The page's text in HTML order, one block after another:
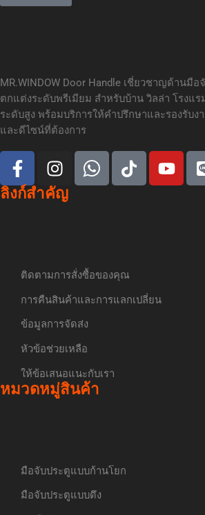
MR.WINDOW Door Handle เชี่ยวชาญด้านมื
ตกแต่งระดับพรีเมียม สำหรับบ้าน วิลล่า โรงแ
ระดับสูง พร้อมบริการให้คำปรึกษาและรองรับ
และดีไซน์ที่ต้องการ
ลิงก์สำคัญ
ติดตามการสั่งซื้อของคุณ
การคืนสินค้าและการแลกเปลี่ยน
ข้อมูลการจัดส่ง
หัวข้อช่วยเหลือ
ให้ข้อเสนอแนะกับเรา
หมวดหมู่สินค้า
มือจับประตูแบบก้านโยก
มือจับประตูแบบดึง